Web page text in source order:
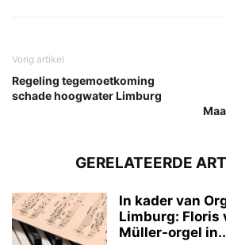
Vorig artikel
Regeling tegemoetkoming
schade hoogwater Limburg
GERELATEERDE
In kader van
Limburg: Floris
Müller-orgel